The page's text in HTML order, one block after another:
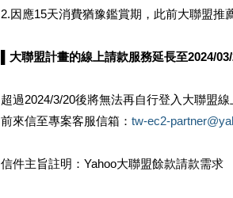
2.因應15天消費猶豫鑑賞期，此前大聯盟推
▌大聯盟計畫的線上請款服務延長至2024/03/
超過2024/3/20後將無法再自行登入大聯盟
前來信至專案客服信箱： tw-ec2-
信件主旨註明：Yahoo大聯盟餘款請款需求